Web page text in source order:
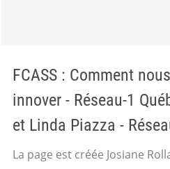
FCASS : Comment
innover - Réseau-1
et Linda Piazza -
La page est créée Josiane